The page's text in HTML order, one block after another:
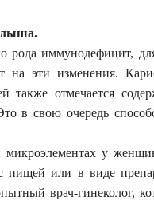
рода иммунодефицит,
на эти изменения.
отмечается
в свою очередь
микроэлементах у
пищей или в виде
врач-гинеколог,